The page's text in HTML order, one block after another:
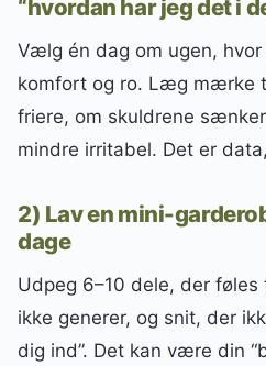
“hvordan har jeg det i
Vælg én dag om ugen,
komfort og ro. Læg mærke
friere, om skuldrene
mindre irritabel. Det er
2) Lav en mini-
dage
Udpeg 6–10 dele, der
ikke generer, og snit, der
dig ind”. Det kan være din